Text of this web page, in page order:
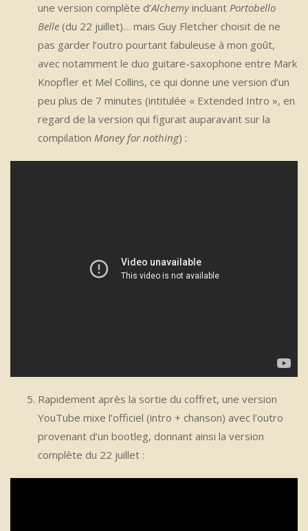
une version complète d’Alchemyincluant Portobello
Belle (du 22 juillet)… mais Guy Fletcher choisit de ne
pas garder l’outro pourtant fabuleuse à mon goût,
avec notamment le duo guitare-saxophone entre Mark
Knopfler et Mel Collins, ce qui donne une version d’un
peu plus de 7 minutes (intitulée « Extended Intro », en
regard de la version qui figurait auparavant sur la
compilation Money for nothing) :
Rapidement après la sortie du coffret, une version
YouTube mixe l’officiel (intro + chanson) avec l’outro
provenant d’un bootleg, donnant ainsi la version
complète du 22 juillet :